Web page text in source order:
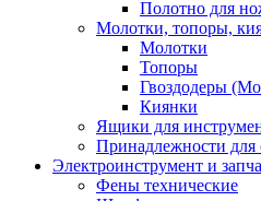
Полотно для
Молотки, топоры,
Молотки
Топоры
Гвоздодеры
Киянки
Ящики для
Принадлежности для
Электроинструмент и
Фены технические